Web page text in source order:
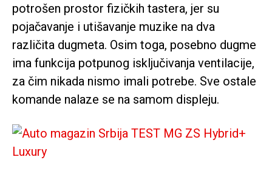
potrošen prostor fizičkih tastera, jer su
pojačavanje i utišavanje muzike na dva
različita dugmeta. Osim toga, posebno dugme
ima funkcija potpunog isključivanja ventilacije,
za čim nikada nismo imali potrebe. Sve ostale
komande nalaze se na samom displeju.